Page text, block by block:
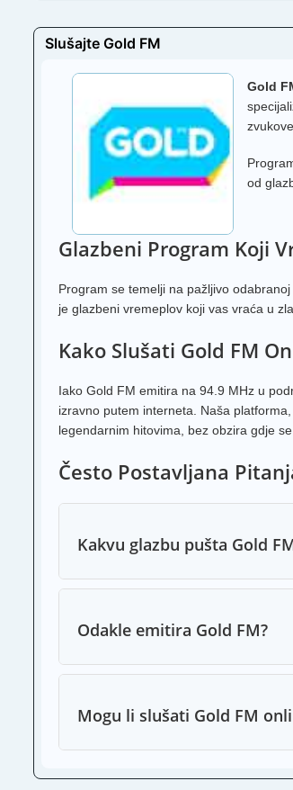
Slušajte Gold FM
Gold
od
Glazbeni Program Koji
Program se temelji na pažljivo
je glazbeni vremeplov koji vas vraća u
Kako Slušati Gold FM
Iako Gold FM emitira na 94.9 MHz u
izravno putem interneta. Naša
legendarnim hitovima, bez obzira gdje
Često Postavljana
Kakvu glazbu pušta Gold
Odakle emitira Gold FM?
Mogu li slušati Gold FM